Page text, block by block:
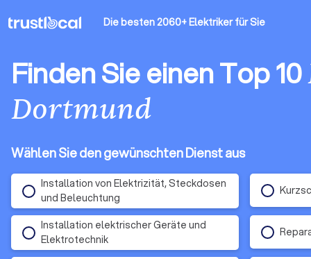
Die besten 2060+ Elektriker für Sie
Finden Sie einen Top 10
Dortmund
Wählen Sie den gewünschten Dienst aus
Installation von Elektrizität, Steckdosen
und Beleuchtung
Installation elektrischer Geräte und
Elektrotechnik